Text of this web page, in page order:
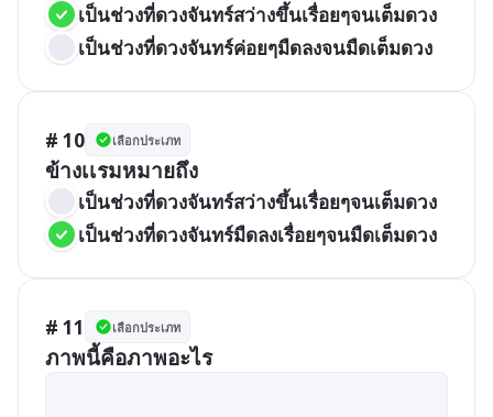
เป็นช่วงที่ดวงจันทร์สว่างขึ้นเรื่อยๆจนเต็มดวง
เป็นช่วงที่ดวงจันทร์ค่อยๆมืดลงจนมืดเต็มดวง
# 10 เลือกประเภท
ข้างเเรมหมายถึง
เป็นช่วงที่ดวงจันทร์สว่างขึ้นเรื่อยๆจนเต็มดวง
เป็นช่วงที่ดวงจันทร์มืดลงเรื่อยๆจนมืดเต็มดวง
# 11 เลือกประเภท
ภาพนี้คือภาพอะไร